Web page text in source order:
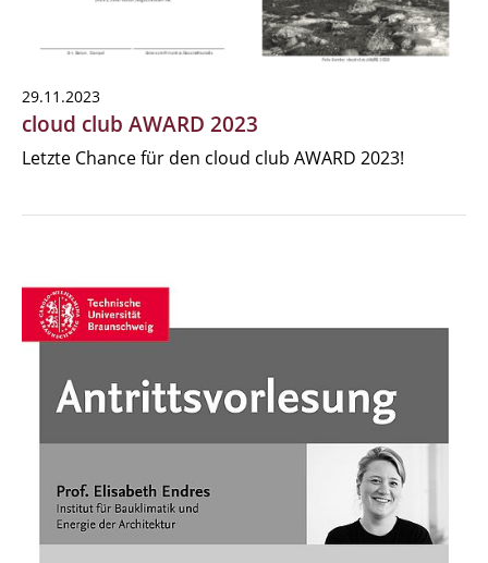
29.11.2023
cloud club AWARD 2023
Letzte Chance für den cloud club AWARD 2023!